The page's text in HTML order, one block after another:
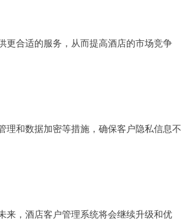
更合适的服务，从而提高酒店的市场竞争
理和数据加密等措施，确保客户隐私信息不
来，酒店客户管理系统将会继续升级和优